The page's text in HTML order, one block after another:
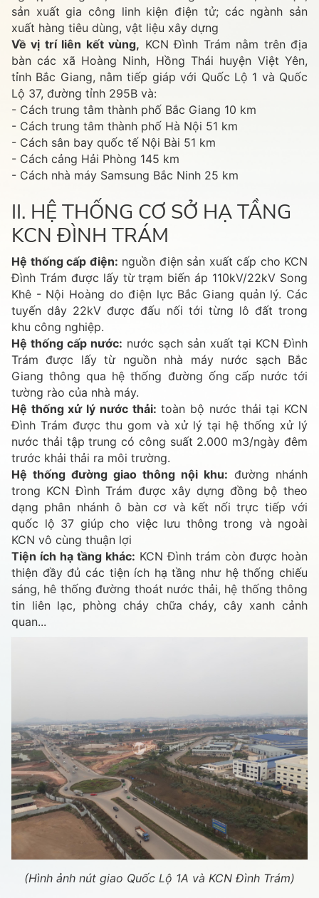
sản xuất gia công linh kiện điện tử; các ngành sản
xuất hàng tiêu dùng, vật liệu xây dựng
Về vị trí liên kết vùng, KCN Đình Trám nằm trên địa
bàn các xã Hoàng Ninh, Hồng Thái huyện Việt Yên,
tỉnh Bắc Giang, nằm tiếp giáp với Quốc Lộ 1 và Quốc
Lộ 37, đường tỉnh 295B và:
- Cách trung tâm thành phố Bắc Giang 10 km
- Cách trung tâm thành phố Hà Nội 51 km
- Cách sân bay quốc tế Nội Bài 51 km
- Cách cảng Hải Phòng 145 km
- Cách nhà máy Samsung Bắc Ninh 25 km
II. HỆ THỐNG CƠ SỞ HẠ TẦNG
KCN ĐÌNH TRÁM
Hệ thống cấp điện: nguồn điện sản xuất cấp cho KCN
Đình Trám được lấy từ trạm biến áp 110kV/22kV Song
Khê - Nội Hoàng do điện lực Bắc Giang quản lý. Các
tuyến dây 22kV được đấu nối tới từng lô đất trong
khu công nghiệp.
Hệ thống cấp nước: nước sạch sản xuất tại KCN Đình
Trám được lấy từ nguồn nhà máy nước sạch Bắc
Giang thông qua hệ thống đường ống cấp nước tới
tường rào của nhà máy.
Hệ thống xử lý nước thải: toàn bộ nước thải tại KCN
Đình Trám được thu gom và xử lý tại hệ thống xử lý
nước thải tập trung có công suất 2.000 m3/ngày đêm
trước khải thải ra môi trường.
Hệ thống đường giao thông nội khu: đường nhánh
trong KCN Đình Trám được xây dựng đồng bộ theo
dạng phân nhánh ô bàn cơ và kết nối trực tiếp với
quốc lộ 37 giúp cho việc lưu thông trong và ngoài
KCN vô cùng thuận lợi
Tiện ích hạ tầng khác: KCN Đình trám còn được hoàn
thiện đầy đủ các tiện ích hạ tầng như hệ thống chiếu
sáng, hê thống đường thoát nước thải, hệ thống thông
tin liên lạc, phòng cháy chữa cháy, cây xanh cảnh
quan...
(Hình ảnh nút giao Quốc Lộ 1A và KCN Đình Trám)